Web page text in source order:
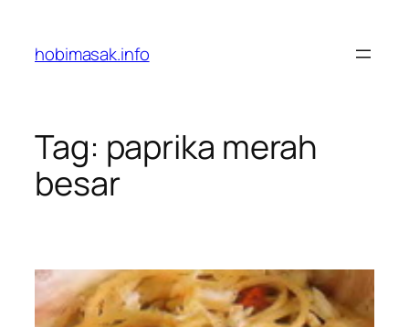
content
hobimasak.info
Tag: paprika merah
besar